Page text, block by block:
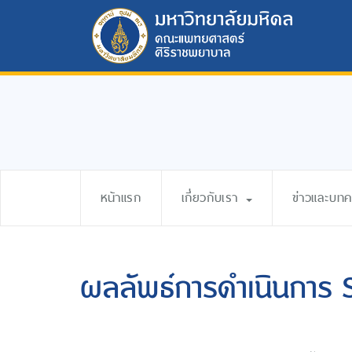
หน้าแรก เกี่ยวกับเรา ข่าวและบท
ผลลัพธ์การดำเนินการ